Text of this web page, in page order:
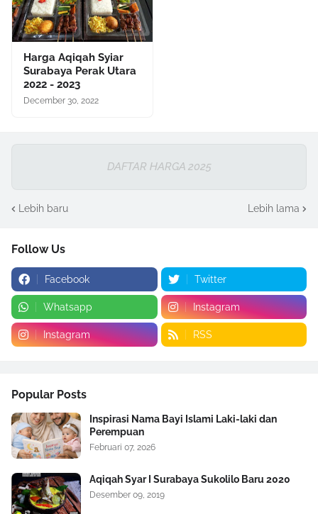
Harga Aqiqah Syiar
Surabaya Perak Utara
2022 - 2023
December 30, 2022
DAFTAR HARGA 2025
Lebih baru Lebih lama
Follow Us
Facebook Twitter
Whatsapp Instagram
Instagram RSS
Popular Posts
Inspirasi Nama Bayi Islami Laki-laki dan
Perempuan
Februari 07, 2026
Aqiqah Syar I Surabaya Sukolilo Baru 2020
Desember 09, 2019